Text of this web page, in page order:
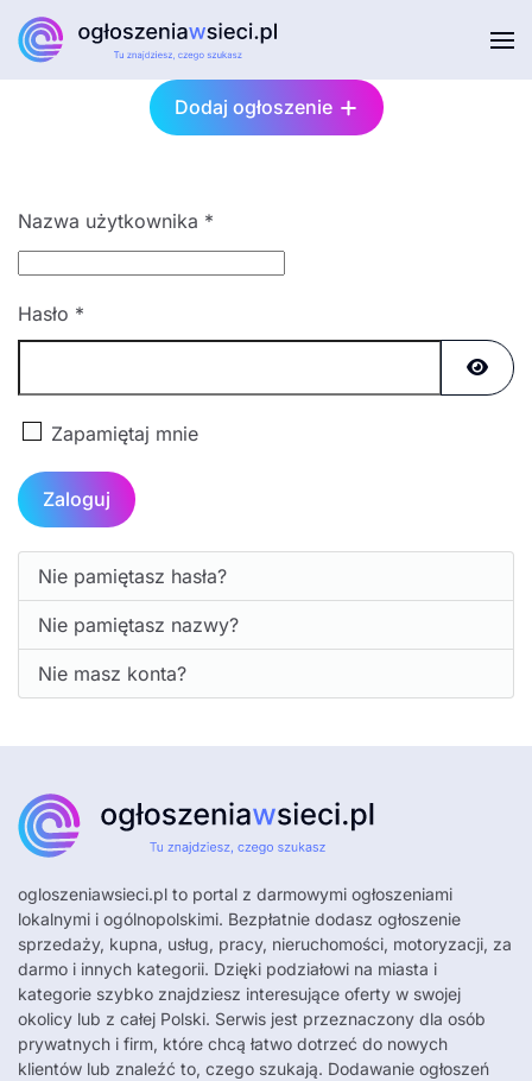
Dodaj ogłoszenie
Nazwa użytkownika *
Hasło *
Zapamiętaj mnie
Zaloguj
Nie pamiętasz hasła?
Nie pamiętasz nazwy?
Nie masz konta?
ogloszeniawsieci.pl to portal z darmowymi ogłoszeniami
lokalnymi i ogólnopolskimi. Bezpłatnie dodasz ogłoszenie
sprzedaży, kupna, usług, pracy, nieruchomości, motoryzacji, za
darmo i innych kategorii. Dzięki podziałowi na miasta i
kategorie szybko znajdziesz interesujące oferty w swojej
okolicy lub z całej Polski. Serwis jest przeznaczony dla osób
prywatnych i firm, które chcą łatwo dotrzeć do nowych
klientów lub znaleźć to, czego szukają. Dodawanie ogłoszeń